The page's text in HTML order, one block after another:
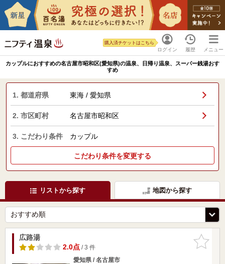
ログイン
購入済チケットはこちら
履歴 メニュー
カップルにおすすめの名古屋市昭和区(愛知県)の温泉、日帰り温泉、スーパー銭湯おす
すめ
1. 都道府県 東海 / 愛知県
2. 市区町村 名古屋市昭和区
3. こだわり条件 カップル
こだわり条件を変更する
リストから探す 地図から探す
お気に入
りに追加
広路湯
2.0点/ 3 件
愛知県 / 名古屋市